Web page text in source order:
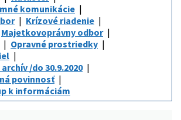
komunikácie
Krízové riadenie
Majetkovoprávny odbor
Opravné prostriedky
/do 30.9.2020
povinnosť
k informáciám